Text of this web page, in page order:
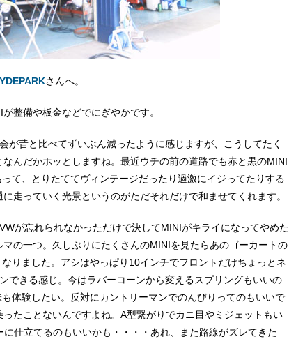
さんへ。
整備や板金などでにぎやかです。
が昔と比べてずいぶん減ったように感じますが、こうしてたく
んだかホッとしますね。最近ウチの前の道路でも赤と黒のMINI
て、とりたててヴィンテージだったり過激にイジってたりする
走っていく光景というのがただそれだけで和ませてくれます。
が忘れられなかっただけで決してMINIがキライになってやめた
の一つ。久しぶりにたくさんのMINIを見たらあのゴーカートの
りました。アシはやっぱり10インチでフロントだけちょっとネ
できる感じ。今はラバーコーンから変えるスプリングもいいの
体験したい。反対にカントリーマンでのんびりってのもいいで
たことないんですよね。A型繋がりでカニ目やミジェットもい
仕立てるのもいいかも・・・・あれ、また路線がズレてきた